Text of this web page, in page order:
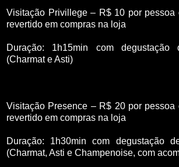
Visitação Privillege – R$ 10 por pessoa
revertido em compras na loja
Duração: 1h15min com degustação
(Charmat e Asti)
Visitação Presence – R$ 20 por pessoa
revertido em compras na loja
Duração: 1h30min com degustação
(Charmat, Asti e Champenoise, com